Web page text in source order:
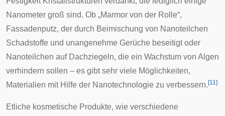
Nanometer groß sind. Ob „Marmor von der Rolle“,
Fassadenputz, der durch Beimischung von Nanoteilchen
Schadstoffe und unangenehme Gerüche beseitigt oder
Nanoteilchen auf Dachziegeln, die ein Wachstum von Algen
verhindern sollen – es gibt sehr viele Möglichkeiten,
Materialien mit Hilfe der Nanotechnologie zu verbessern. [11]
Etliche kosmetische Produkte, wie verschiedene